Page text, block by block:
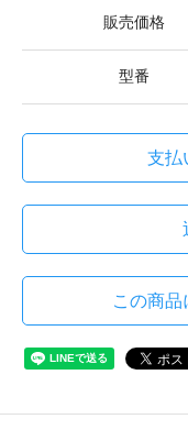
販売価格
型番
支払
この商品